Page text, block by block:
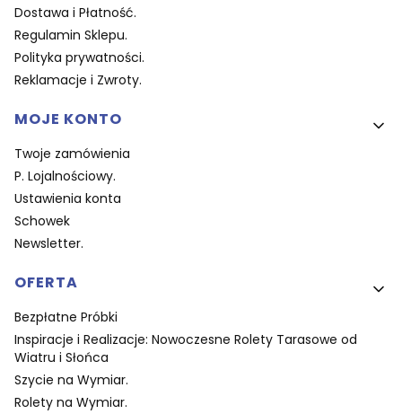
Dostawa i Płatność.
Regulamin Sklepu.
Polityka prywatności.
Reklamacje i Zwroty.
MOJE KONTO
Twoje zamówienia
P. Lojalnościowy.
Ustawienia konta
Schowek
Newsletter.
OFERTA
Bezpłatne Próbki
Inspiracje i Realizacje: Nowoczesne Rolety Tarasowe od
Wiatru i Słońca
Szycie na Wymiar.
Rolety na Wymiar.